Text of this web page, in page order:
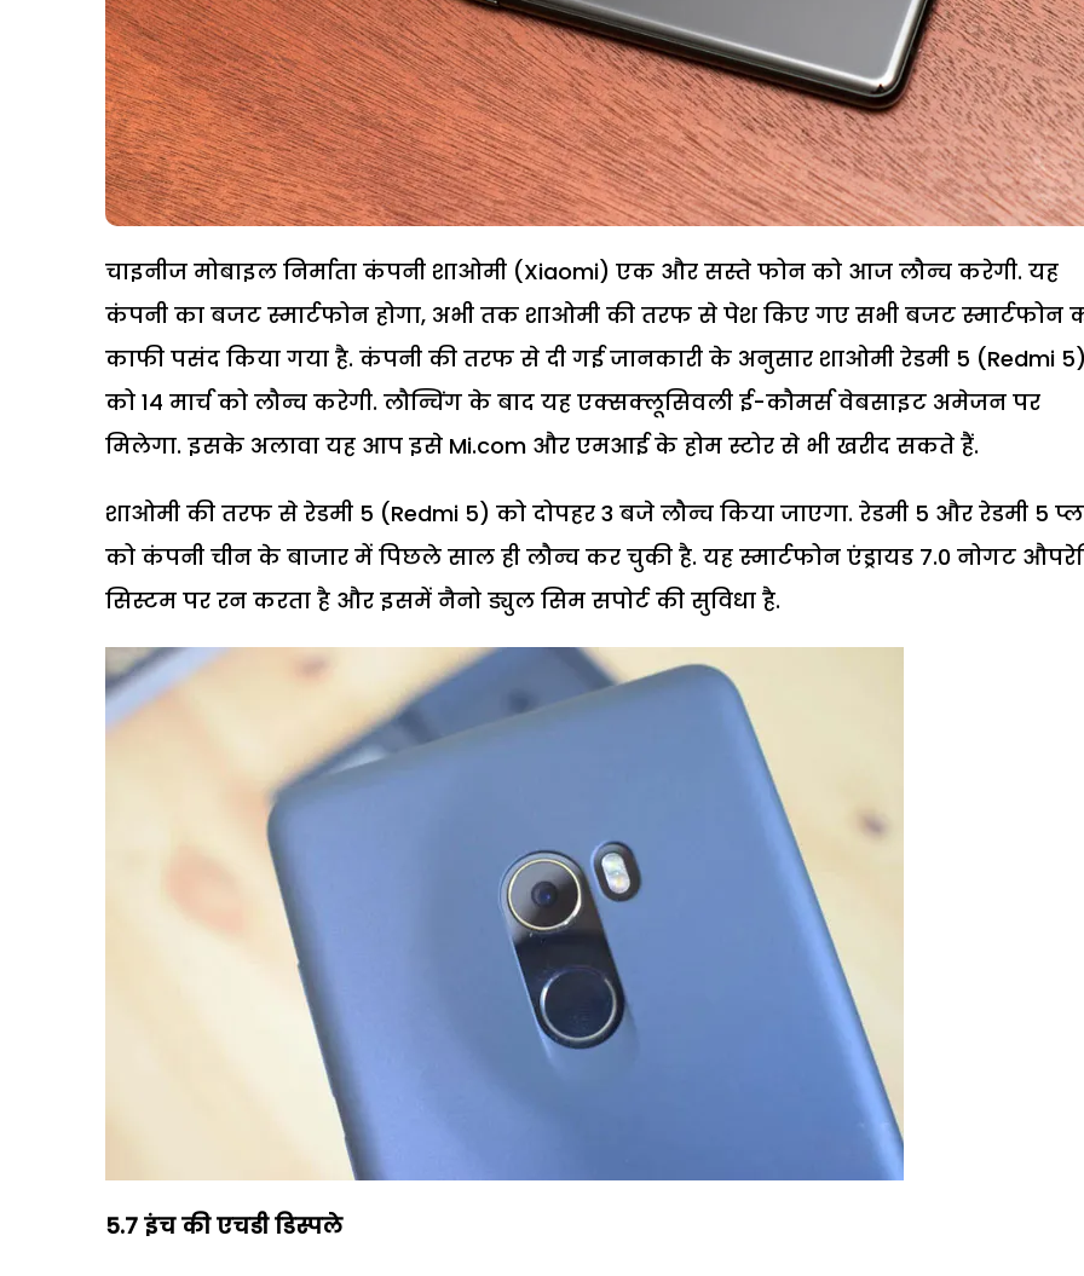
चाइनीज मोबाइल निर्माता कंपनी शाओमी (Xiaomi) एक और सस्ते फोन को आज लौन्च करेगी. यह
कंपनी का बजट स्मार्टफोन होगा, अभी तक शाओमी की तरफ से पेश किए गए सभी बजट स्मार्टफोन
काफी पसंद किया गया है. कंपनी की तरफ से दी गई जानकारी के अनुसार शाओमी रेडमी 5 (Redmi
को 14 मार्च को लौन्च करेगी. लौन्चिंग के बाद यह एक्सक्लूसिवली ई-कौमर्स वेबसाइट अमेजन पर
मिलेगा. इसके अलावा यह आप इसे Mi.com और एमआई के होम स्टोर से भी खरीद सकते हैं.
शाओमी की तरफ से रेडमी 5 (Redmi 5) को दोपहर 3 बजे लौन्च किया जाएगा. रेडमी 5 और रेडमी 5
को कंपनी चीन के बाजार में पिछले साल ही लौन्च कर चुकी है. यह स्मार्टफोन एंड्रायड 7.0 नोगट
सिस्टम पर रन करता है और इसमें नैनो ड्युल सिम सपोर्ट की सुविधा है.
5.7 इंच की एचडी डिस्पले